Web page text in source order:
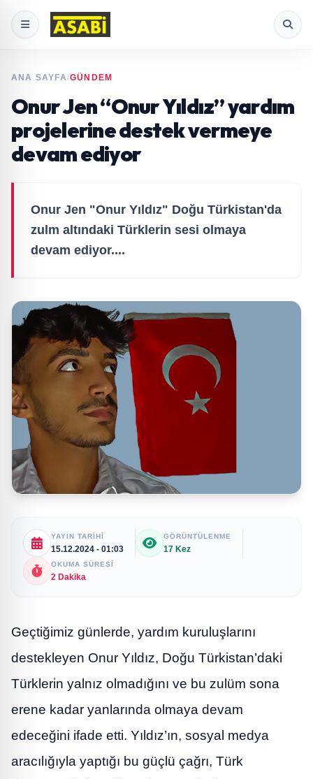
ANA SAYFA/GÜNDEM
Onur Jen “Onur Yıldız” yardım
projelerine destek vermeye
devam ediyor
Onur Jen "Onur Yıldız" Doğu Türkistan'da
zulm altındaki Türklerin sesi olmaya
devam ediyor....
YAYIN TARIHI
15.12.2024 - 01:03
GÖRÜNTÜLENME
17 Kez
OKUMA SÜRESI
2 Dakika
Geçtiğimiz günlerde, yardım kuruluşlarını
destekleyen Onur Yıldız, Doğu Türkistan’daki
Türklerin yalnız olmadığını ve bu zulüm sona
erene kadar yanlarında olmaya devam
edeceğini ifade etti. Yıldız’ın, sosyal medya
aracılığıyla yaptığı bu güçlü çağrı, Türk